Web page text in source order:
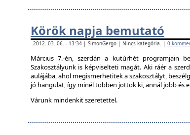
Körök napja bemutató
2012. 03. 06. - 13:34 | SimonGergo | Nincs kategória. | 0
Március 7.-én, szerdán a kutúrhét programjain
Szakosztályunk is képviselteti magát. Aki ráér a
aulájába, ahol megismerhetitek a szakosztályt,
jó hangulat, így minél többen jöttök ki, annál jobb és
Várunk mindenkit szeretettel.